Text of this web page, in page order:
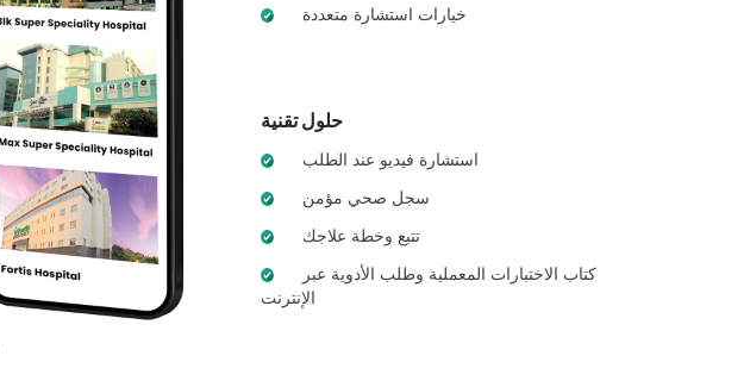
خيارات استشارة متعددة
حلول تقنية
استشارة فيديو عند الطلب
سجل صحي مؤمن
تتبع وخطة علاجك
الإنترنت